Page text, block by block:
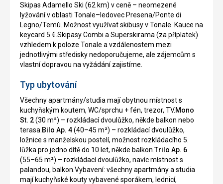
Skipas Adamello Ski (62 km) v ceně – neomezené
lyžování v oblasti Tonale–ledovec Presena/Ponte di
Legno/Temù. Možnost využívat skibusy v Tonale. Kauce na
keycard 5 €.Skipasy Combi a Superskirama (za příplatek)
vzhledem k poloze Tonale a vzdálenostem mezi
jednotlivými středisky nedoporučujeme, ale zájemcům s
vlastní dopravou na vyžádání zajistíme.
Typ ubytování
Všechny apartmány/studia mají obytnou místnost s
kuchyňským koutem, WC/sprchu + fén, trezor, TV.Mono
St. 2(30 m²) – rozkládací dvoulůžko, někde balkon nebo
terasa. Bilo Ap. 4(40–45 m²) – rozkládací dvoulůžko,
ložnice s manželskou postelí, možnost rozkládacího 5.
lůžka pro jedno dítě do 10 let, někde balkon.Trilo Ap. 6
(55–65 m²) – rozkládací dvoulůžko, navíc místnost s
palandou, balkon.Vybavení: všechny apartmány a studia
mají kuchyňské kouty vybavené sporákem, lednicí,